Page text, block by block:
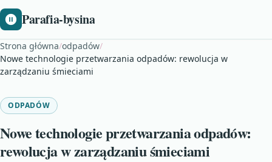
Parafia-bysina
Strona główna/odpadów/
Nowe technologie przetwarzania odpadów: rewolucja w
zarządzaniu śmieciami
ODPADÓW
Nowe technologie przetwarzania odpadów:
rewolucja w zarządzaniu śmieciami